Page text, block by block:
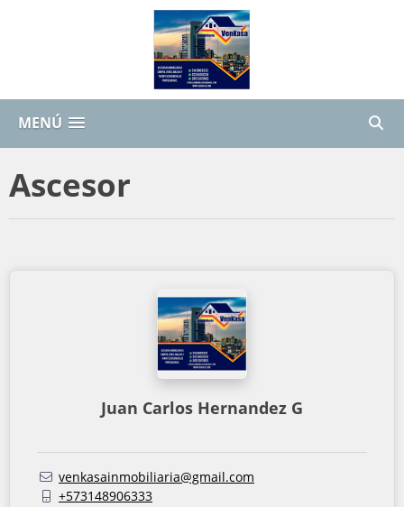
MENÚ
Ascesor
Juan Carlos Hernandez G
venkasainmobiliaria@gmail.com
+573148906333